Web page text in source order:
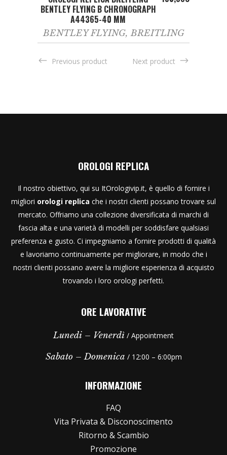
BENTLEY FLYING B CHRONOGRAPH
A44365-40 MM
BENTLEY FLYING,BREITLING
Previous product Next product
OROLOGI REPLICA
Il nostro obiettivo, qui su ItOrologivip.it, è quello di fornire i
migliori orologi replica che i nostri clienti possano trovare sul
mercato. Offriamo una collezione diversificata di marchi di
fascia alta e una varietà di modelli per soddisfare qualsiasi
preferenza e gusto. Ci impegniamo a fornire prodotti di qualità
e lavoriamo continuamente per migliorare, in modo che i
nostri clienti possano avere la migliore esperienza di acquisto
trovando i loro orologi perfetti.
ORE LAVORATIVE
Lunedi – Venerdì / Appointment
Sabato – Domenica / 12:00 – 6:00pm
INFORMAZIONE
FAQ
Vita Privata & Disconoscimento
Ritorno & Scambio
Promozione